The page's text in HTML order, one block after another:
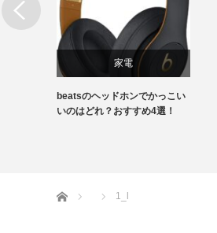
家電
beatsのヘッドホンでかっこい
いのはどれ？おすすめ4選！
ホーム 1_l